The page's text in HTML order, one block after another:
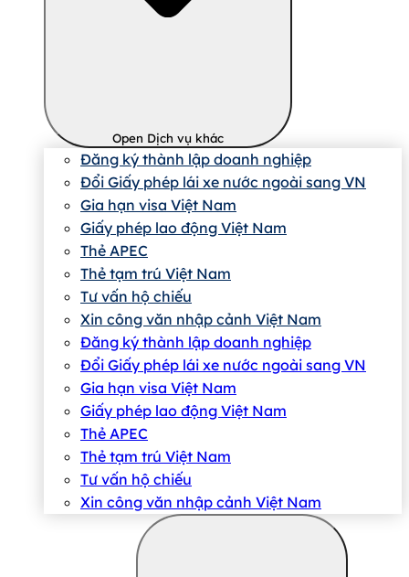
Open Dịch vụ khác
Đăng ký thành lập doanh nghiệp
Đổi Giấy phép lái xe nước ngoài sang VN
Gia hạn visa Việt Nam
Giấy phép lao động Việt Nam
Thẻ APEC
Thẻ tạm trú Việt Nam
Tư vấn hộ chiếu
Xin công văn nhập cảnh Việt Nam
Đăng ký thành lập doanh nghiệp
Đổi Giấy phép lái xe nước ngoài sang VN
Gia hạn visa Việt Nam
Giấy phép lao động Việt Nam
Thẻ APEC
Thẻ tạm trú Việt Nam
Tư vấn hộ chiếu
Xin công văn nhập cảnh Việt Nam